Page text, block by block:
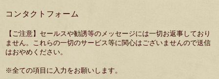
コンタクトフォーム
【ご注意】セールスや勧誘等のメッセージには一切お返事しており
ません。これらの一切のサービス等に関心はございませんので送信
はおやめください。
※全ての項目に入力をお願いします。